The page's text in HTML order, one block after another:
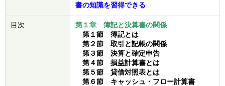
書の知識を習得できる
目次
第１章 簿記と決算書の関係
第１節 簿記とは
第２節 取引と記帳の関係
第３節 決算と確定申告
第４節 損益計算書とは
第５節 貸借対照表とは
第６節 キャッシュ・フロー計算書